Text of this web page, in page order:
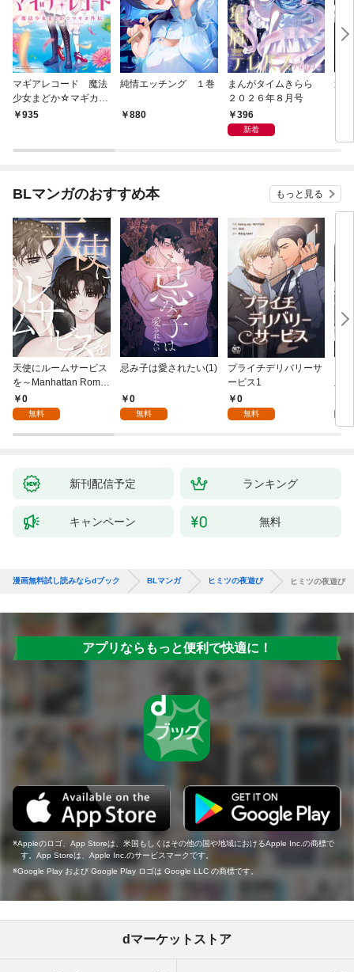
マギアレコード 魔法
少女まどか☆マギカ外
伝 １巻
935
純情エッチング １巻
880
まんがタイムきらら
２０２６年８月号
396
新着
週
BLマンガのおすすめ本 もっと見る
天使にルームサービス
を～Manhattan Roma
nce(1)
0
無料
忌み子は愛されたい(1)
0
無料
プライチデリバリーサ
ービス1
0
無料
新刊配信予定 ランキング
キャンペーン 無料
漫画無料試し読みならdブック BLマンガ ヒミツの夜遊び ヒミツの夜遊び
アプリならもっと便利で快適に！
Appleのロゴ、App Storeは、米国もしくはその他の国や地域におけるApple Inc.の商標で
す。App Storeは、Apple Inc.のサービスマークです。
Google Play および Google Play ロゴは Google LLC の商標です。
dマーケットストア